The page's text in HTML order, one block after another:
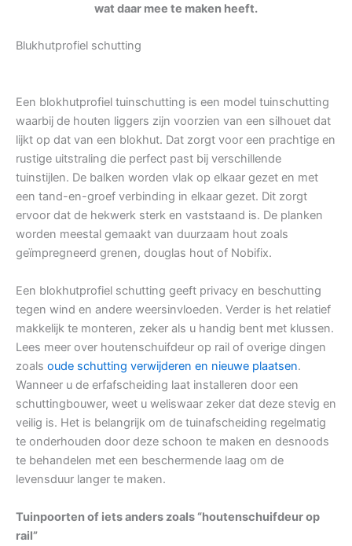
wat daar mee te maken heeft.
Blukhutprofiel schutting
Een blokhutprofiel tuinschutting is een model tuinschutting
waarbij de houten liggers zijn voorzien van een silhouet dat
lijkt op dat van een blokhut. Dat zorgt voor een prachtige en
rustige uitstraling die perfect past bij verschillende
tuinstijlen. De balken worden vlak op elkaar gezet en met
een tand-en-groef verbinding in elkaar gezet. Dit zorgt
ervoor dat de hekwerk sterk en vaststaand is. De planken
worden meestal gemaakt van duurzaam hout zoals
geïmpregneerd grenen, douglas hout of Nobifix.
Een blokhutprofiel schutting geeft privacy en beschutting
tegen wind en andere weersinvloeden. Verder is het relatief
makkelijk te monteren, zeker als u handig bent met klussen.
Lees meer over houtenschuifdeur op rail of overige dingen
zoals oude schutting verwijderen en nieuwe plaatsen.
Wanneer u de erfafscheiding laat installeren door een
schuttingbouwer, weet u weliswaar zeker dat deze stevig en
veilig is. Het is belangrijk om de tuinafscheiding regelmatig
te onderhouden door deze schoon te maken en desnoods
te behandelen met een beschermende laag om de
levensduur langer te maken.
Tuinpoorten of iets anders zoals “houtenschuifdeur op
rail”